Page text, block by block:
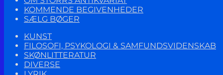
KOMMENDE BEGIVENHEDER
SÆLG BØGER
KUNST
FILOSOFI, PSYKOLOGI & SAMFUNDSVIDENSKAB
SKØNLITTERATUR
DIVERSE